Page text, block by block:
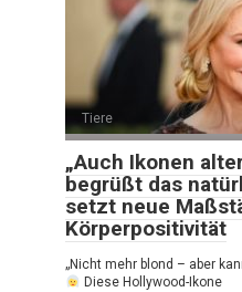
Tiere
„Auch Ikonen
begrüßt das
setzt neue
Körperpositivität
„Nicht mehr blond – aber
Diese Hollywood-Ikone